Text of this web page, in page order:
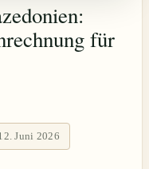
für
Juni 2026